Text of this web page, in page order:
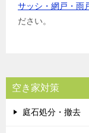
サッシ・網戸・雨
ださい。
空き家対策
庭石処分・撤去